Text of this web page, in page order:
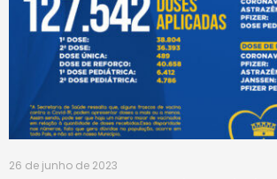
26 de junho de 2023